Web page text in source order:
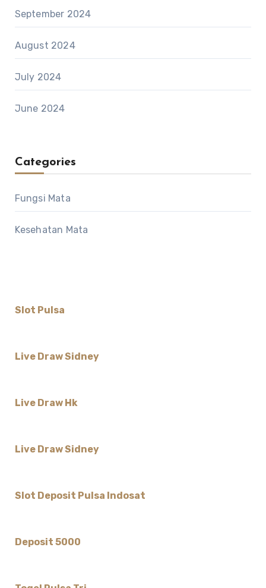
September 2024
August 2024
July 2024
June 2024
Categories
Fungsi Mata
Kesehatan Mata
Slot Pulsa
Live Draw Sidney
Live Draw Hk
Live Draw Sidney
Slot Deposit Pulsa Indosat
Deposit 5000